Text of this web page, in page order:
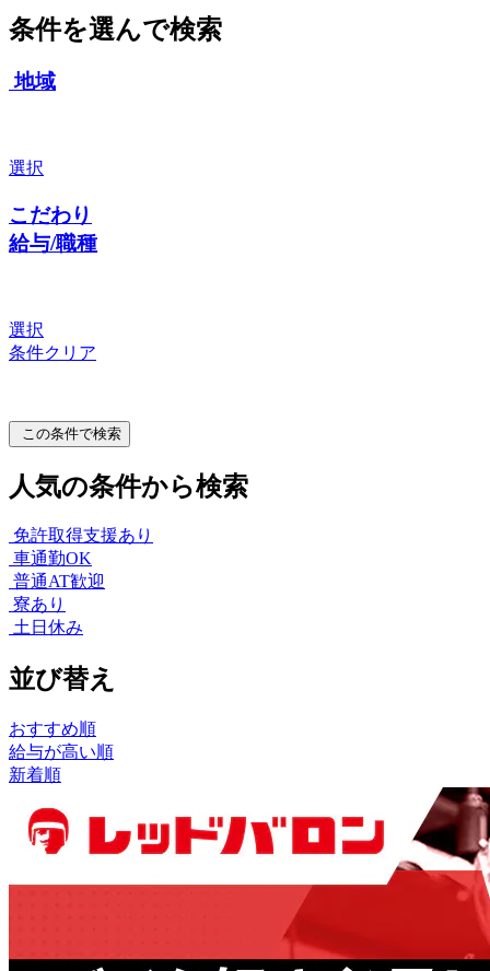
条件を選んで検索
地域
選択
こだわり
給与/職種
選択
条件クリア
この条件で検索
人気の条件から検索
免許取得支援あり
車通勤OK
普通AT歓迎
寮あり
土日休み
並び替え
おすすめ順
給与が高い順
新着順